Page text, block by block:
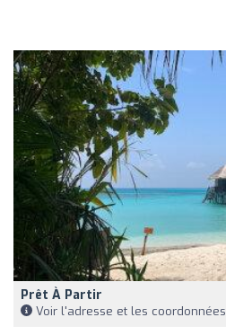
Prêt À Partir
Voir l'adresse et les coordonnées